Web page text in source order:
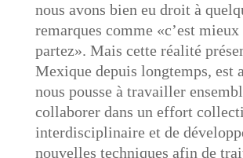
nous avons bien eu droit à
remarques comme «c’est mieux
partez». Mais cette réalité
Mexique depuis longtemps, est
nous pousse à travailler
collaborer dans un effort
interdisciplinaire et de
nouvelles techniques afin de